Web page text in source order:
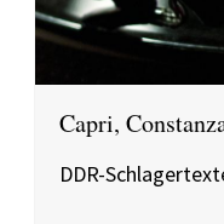
Capri,
DDR-